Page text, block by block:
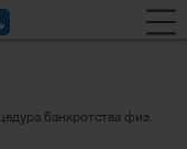
банкротства физ.